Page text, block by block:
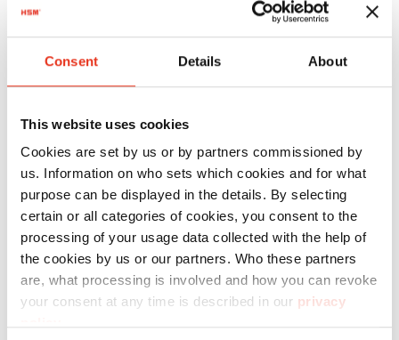
Consent Details About
This website uses cookies
Cookies are set by us or by partners commissioned by
us. Information on who sets which cookies and for what
purpose can be displayed in the details. By selecting
certain or all categories of cookies, you consent to the
processing of your usage data collected with the help of
the cookies by us or our partners. Who these partners
are, what processing is involved and how you can revoke
your consent at any time is described in our privacy
SECURIO
AF150 -
0,78 x 11
HSM
SECURIO
2095121 4026631076500